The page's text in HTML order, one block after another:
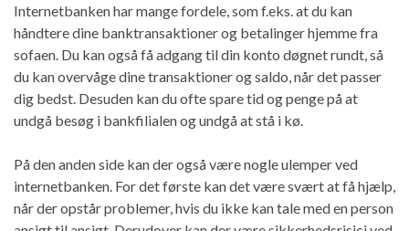
Internetbanken har mange fordele, som f.eks. at du kan
håndtere dine banktransaktioner og betalinger hjemme fra
sofaen. Du kan også få adgang til din konto døgnet rundt, så
du kan overvåge dine transaktioner og saldo, når det passer
dig bedst. Desuden kan du ofte spare tid og penge på at
undgå besøg i bankfilialen og undgå at stå i kø.
På den anden side kan der også være nogle ulemper ved
internetbanken. For det første kan det være svært at få hjælp,
når der opstår problemer, hvis du ikke kan tale med en person